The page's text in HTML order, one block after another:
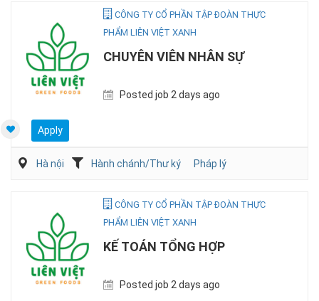
CÔNG TY CỔ PHẦN TẬP ĐOÀN THỰC
PHẨM LIÊN VIỆT XANH
CHUYÊN VIÊN NHÂN SỰ
Posted job 2 days ago
Apply
Hà nội Hành chánh/Thư ký Pháp lý
CÔNG TY CỔ PHẦN TẬP ĐOÀN THỰC
PHẨM LIÊN VIỆT XANH
KẾ TOÁN TỔNG HỢP
Posted job 2 days ago